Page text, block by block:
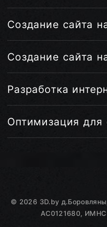
Создание сайта
Создание сайта
Разработка
Оптимизация для
© 2026 3D.by
AC0121680, ИМНС